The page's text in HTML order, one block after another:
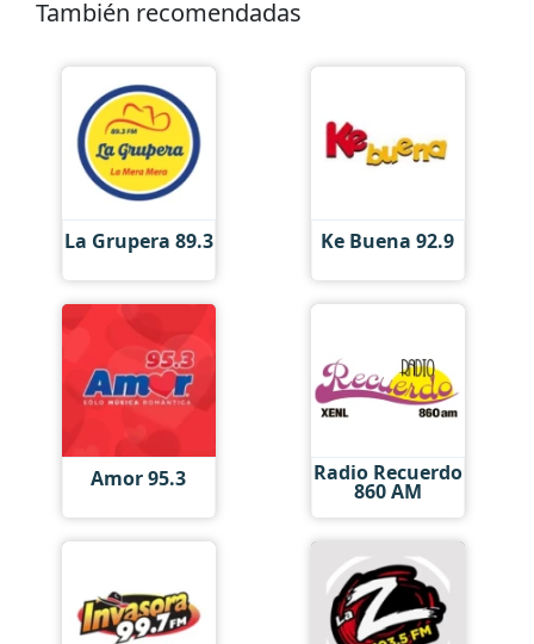
También recomendadas
La Grupera 89.3 Ke Buena 92.9
Amor 95.3 Radio Recuerdo
860 AM